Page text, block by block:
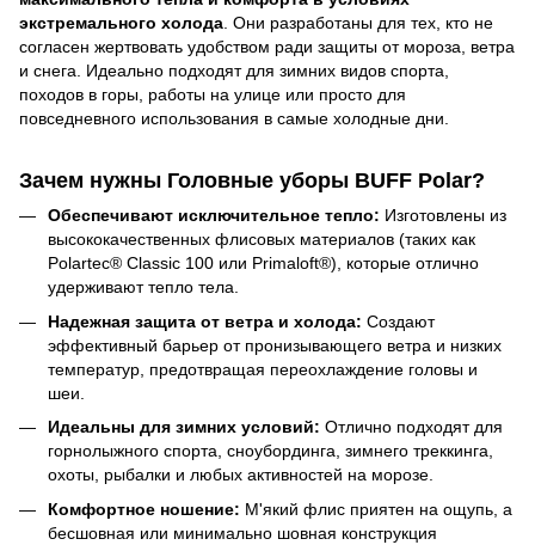
экстремального холода . Они разработаны для тех, кто не
согласен жертвовать удобством ради защиты от мороза, ветра
и снега. Идеально подходят для зимних видов спорта,
походов в горы, работы на улице или просто для
повседневного использования в самые холодные дни.
Зачем нужны Головные уборы BUFF Polar?
Обеспечивают исключительное тепло: Изготовлены из
высококачественных флисовых материалов (таких как
Polartec® Classic 100 или Primaloft®), которые отлично
удерживают тепло тела.
Надежная защита от ветра и холода: Создают
эффективный барьер от пронизывающего ветра и низких
температур, предотвращая переохлаждение головы и
шеи.
Идеальны для зимних условий: Отлично подходят для
горнолыжного спорта, сноубординга, зимнего треккинга,
охоты, рыбалки и любых активностей на морозе.
Комфортное ношение: М'який флис приятен на ощупь, а
бесшовная или минимально шовная конструкция